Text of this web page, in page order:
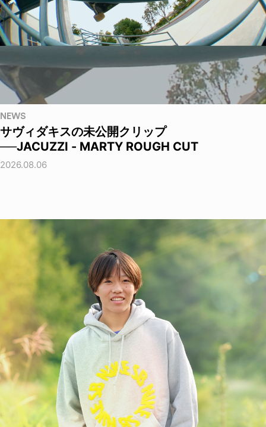
NEWS
サヴィダキスの未公開クリップ
──JACUZZI - MARTY ROUGH CUT
2026.08.06